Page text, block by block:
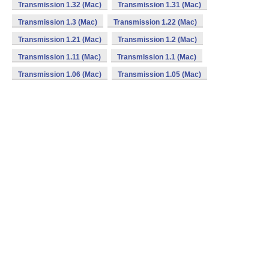
Transmission 1.32 (Mac) Transmission 1.31 (Mac)
Transmission 1.3 (Mac) Transmission 1.22 (Mac)
Transmission 1.21 (Mac) Transmission 1.2 (Mac)
Transmission 1.11 (Mac) Transmission 1.1 (Mac)
Transmission 1.06 (Mac) Transmission 1.05 (Mac)